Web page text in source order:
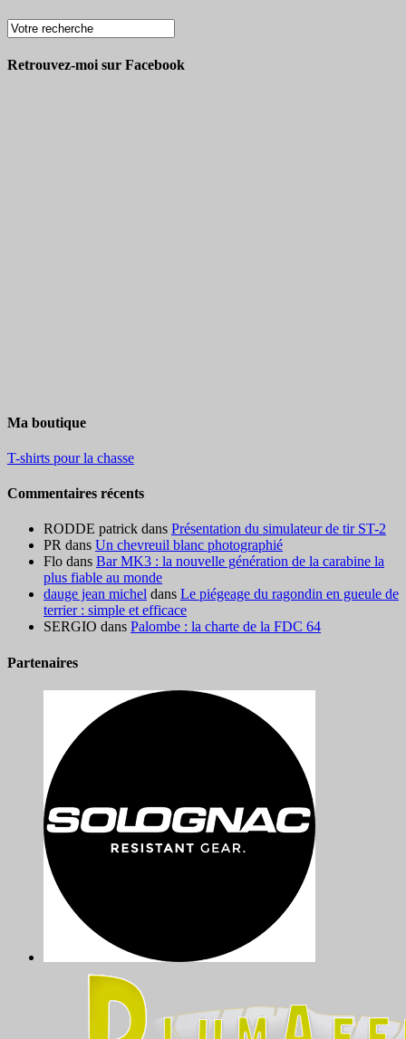
Retrouvez-moi sur Facebook
Ma boutique
T-shirts pour la chasse
Commentaires récents
RODDE patrick dans Présentation du simulateur de tir ST-2
PR dans Un chevreuil blanc photographié
Flo dans Bar MK3 : la nouvelle génération de la carabine la
plus fiable au monde
dauge jean michel dans Le piégeage du ragondin en gueule de
terrier : simple et efficace
SERGIO dans Palombe : la charte de la FDC 64
Partenaires